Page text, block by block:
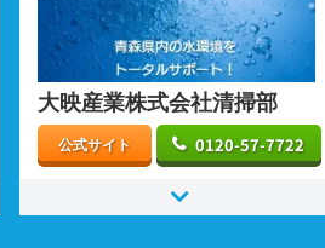
大映産業株式会社清掃部
公式サイト 0120-57-7722